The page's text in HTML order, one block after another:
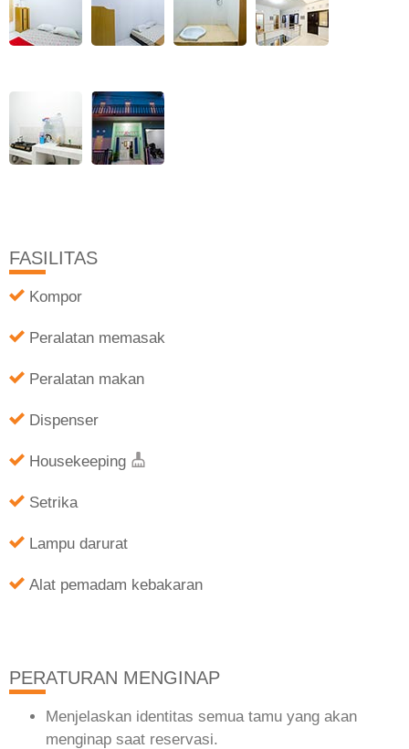
FASILITAS
Kompor
Peralatan memasak
Peralatan makan
Dispenser
Housekeeping
Setrika
Lampu darurat
Alat pemadam kebakaran
PERATURAN MENGINAP
Menjelaskan identitas semua tamu yang akan
menginap saat reservasi.